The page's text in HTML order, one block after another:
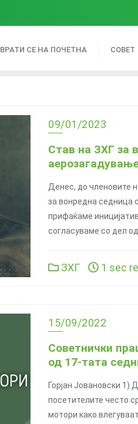
ВРАТИ СЕ НА ПОЧЕТНА СОВЕТ
09/01/2023
Став на ЗХГ за
Денес, до членовите
за вонредна
прифаќаме
согласуваме со дел
ЗХГ 1 sec
15/09/2022
Советнички
од 17-тата
Горјан Јовановски 1)
посетителите често
мотори како